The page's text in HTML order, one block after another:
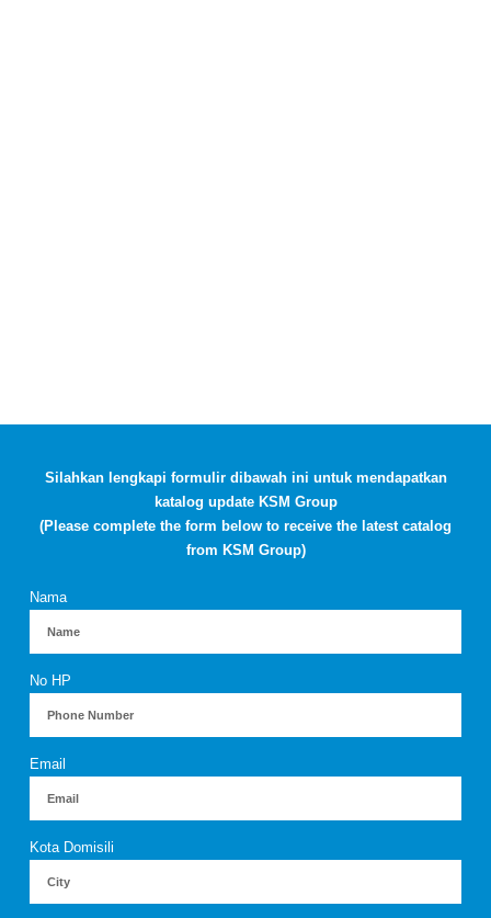
Silahkan lengkapi formulir dibawah ini untuk mendapatkan
katalog update KSM Group
(Please complete the form below to receive the latest catalog
from KSM Group)
Nama
No HP
Email
Kota Domisili